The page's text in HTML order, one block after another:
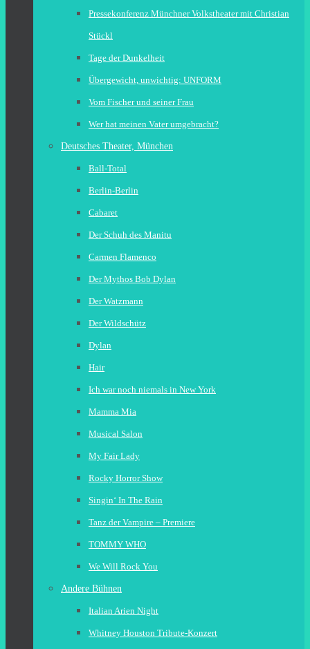
Pressekonferenz Münchner Volkstheater mit Christian
Stückl
Tage der Dunkelheit
Übergewicht, unwichtig: UNFORM
Vom Fischer und seiner Frau
Wer hat meinen Vater umgebracht?
Deutsches Theater, München
Ball-Total
Berlin-Berlin
Cabaret
Der Schuh des Manitu
Carmen Flamenco
Der Mythos Bob Dylan
Der Watzmann
Der Wildschütz
Dylan
Hair
Ich war noch niemals in New York
Mamma Mia
Musical Salon
My Fair Lady
Rocky Horror Show
Singin‘ In The Rain
Tanz der Vampire – Premiere
TOMMY WHO
We Will Rock You
Andere Bühnen
Italian Arien Night
Whitney Houston Tribute-Konzert